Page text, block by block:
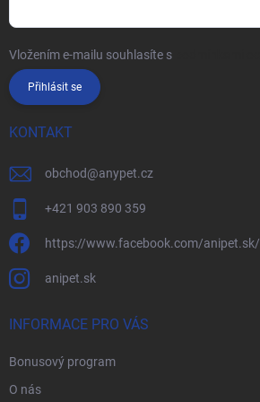
Vložením e-mailu souhlasíte s
Přihlásit se
KONTAKT
obchod@anypet.cz
+421 903 890 359
https://www.facebook.com/anipet.sk/
anipet.sk
INFORMACE PRO VÁS
Bonusový program
O nás